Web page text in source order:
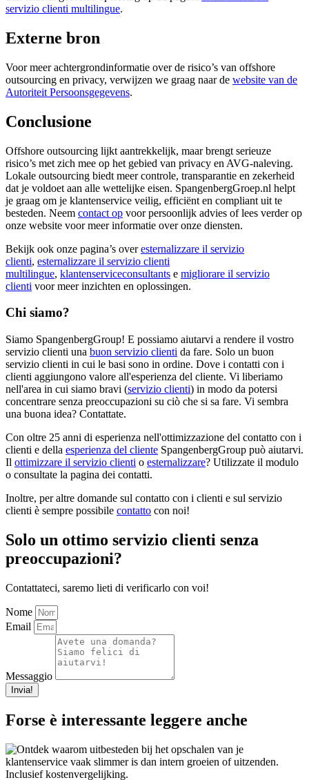
servizio clienti multilingue.
Externe bron
Voor meer achtergrondinformatie over de risico’s van offshore
outsourcing en privacy, verwijzen we graag naar de website van de
Autoriteit Persoonsgegevens.
Conclusione
Offshore outsourcing lijkt aantrekkelijk, maar brengt serieuze
risico’s met zich mee op het gebied van privacy en AVG-naleving.
Lokale outsourcing biedt meer controle, transparantie en zekerheid
dat je voldoet aan alle wettelijke eisen. SpangenbergGroep.nl helpt
je graag om je klantenservice veilig, efficiënt en compliant uit te
besteden. Neem contact op voor persoonlijk advies of lees verder op
onze website voor meer informatie over onze diensten.
Bekijk ook onze pagina’s overesternalizzare il servizio
clienti, esternalizzare il servizio clienti
multilingue, klantenserviceconsultants e migliorare il servizio
clienti voor meer inzichten en oplossingen.
Chi siamo?
Siamo SpangenbergGroup! E possiamo aiutarvi a rendere il vostro
servizio clienti una buon servizio clienti da fare. Solo un buon
servizio clienti in cui le basi sono in ordine. Dove i contatti con i
clienti aggiungono valore all'esperienza del cliente. Vi liberiamo
nell'area in cui siamo bravi (servizio clienti) in modo da potersi
concentrare senza preoccupazioni su ciò che si sa fare. Vi sembra
una buona idea? Contattate.
Con oltre 25 anni di esperienza nell'ottimizzazione del contatto con i
clienti e della esperienza del cliente SpangenbergGroup può aiutarvi.
Il ottimizzare il servizio clienti o esternalizzare? Utilizzate il modulo
o consultate la pagina dei contatti.
Inoltre, per altre domande sul contatto con i clienti e sul servizio
clienti è sempre possibile contatto con noi!
Solo un ottimo servizio clienti senza
preoccupazioni?
Contattateci, saremo lieti di verificarlo con voi!
Nome
Email
Messaggio
Invia!
Forse è interessante leggere anche